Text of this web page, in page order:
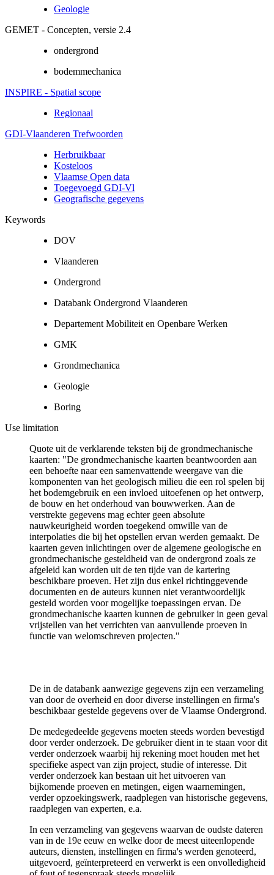
Geologie
GEMET - Concepten, versie 2.4
ondergrond
bodemmechanica
INSPIRE - Spatial scope
Regionaal
GDI-Vlaanderen Trefwoorden
Herbruikbaar
Kosteloos
Vlaamse Open data
Toegevoegd GDI-Vl
Geografische gegevens
Keywords
DOV
Vlaanderen
Ondergrond
Databank Ondergrond Vlaanderen
Departement Mobiliteit en Openbare Werken
GMK
Grondmechanica
Geologie
Boring
Use limitation
Quote uit de verklarende teksten bij de grondmechanische
kaarten: "De grondmechanische kaarten beantwoorden aan
een behoefte naar een samenvattende weergave van die
komponenten van het geologisch milieu die een rol spelen bij
het bodemgebruik en een invloed uitoefenen op het ontwerp,
de bouw en het onderhoud van bouwwerken. Aan de
verstrekte gegevens mag echter geen absolute
nauwkeurigheid worden toegekend omwille van de
interpolaties die bij het opstellen ervan werden gemaakt. De
kaarten geven inlichtingen over de algemene geologische en
grondmechanische gesteldheid van de ondergrond zoals ze
afgeleid kan worden uit de ten tijde van de kartering
beschikbare proeven. Het zijn dus enkel richtinggevende
documenten en de auteurs kunnen niet verantwoordelijk
gesteld worden voor mogelijke toepassingen ervan. De
grondmechanische kaarten kunnen de gebruiker in geen geval
vrijstellen van het verrichten van aanvullende proeven in
functie van welomschreven projecten."
De in de databank aanwezige gegevens zijn een verzameling
van door de overheid en door diverse instellingen en firma's
beschikbaar gestelde gegevens over de Vlaamse Ondergrond.
De medegedeelde gegevens moeten steeds worden bevestigd
door verder onderzoek. De gebruiker dient in te staan voor dit
verder onderzoek waarbij hij rekening moet houden met het
specifieke aspect van zijn project, studie of interesse. Dit
verder onderzoek kan bestaan uit het uitvoeren van
bijkomende proeven en metingen, eigen waarnemingen,
verder opzoekingswerk, raadplegen van historische gegevens,
raadplegen van experten, e.a.
In een verzameling van gegevens waarvan de oudste dateren
van in de 19e eeuw en welke door de meest uiteenlopende
auteurs, diensten, instellingen en firma's werden genoteerd,
uitgevoerd, geïnterpreteerd en verwerkt is een onvolledigheid